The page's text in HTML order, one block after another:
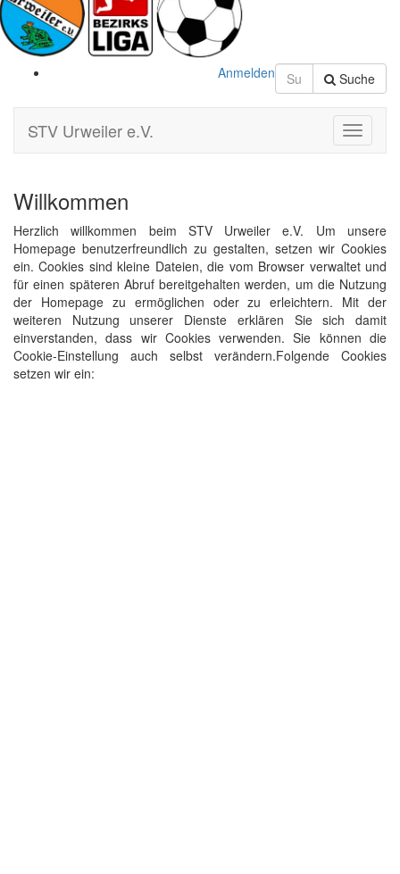
Suche
Anmelden
Toggle
STV Urweiler e.V.
Willkommen
Herzlich willkommen beim STV Urweiler e.V. Um unsere
Homepage benutzerfreundlich zu gestalten, setzen wir Cookies
ein. Cookies sind kleine Dateien, die vom Browser verwaltet und
für einen späteren Abruf bereitgehalten werden, um die Nutzung
der Homepage zu ermöglichen oder zu erleichtern. Mit der
weiteren Nutzung unserer Dienste erklären Sie sich damit
einverstanden, dass wir Cookies verwenden. Sie können die
Cookie-Einstellung auch selbst verändern.Folgende Cookies
setzen wir ein: